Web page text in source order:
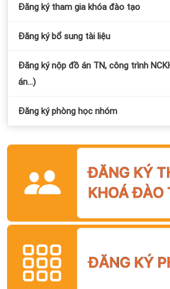
Đăng ký tham gia khóa đào tạo
Đăng ký bổ sung tài liệu
Đăng ký nộp đồ án TN, công trình
án...)
Đăng ký phòng học nhóm